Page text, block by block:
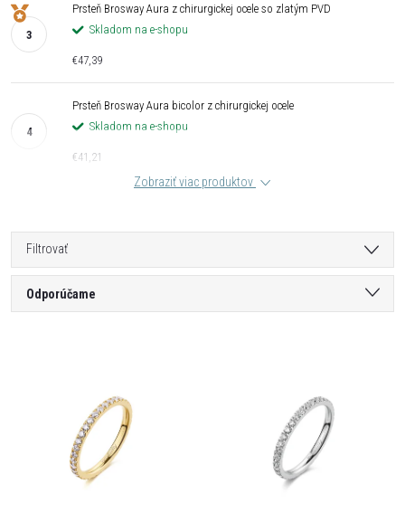
Prsteň Brosway Aura z chirurgickej ocele so zlatým PVD
Skladom na e-shopu
€47,39
Prsteň Brosway Aura bicolor z chirurgickej ocele
Skladom na e-shopu
€41,21
Zobraziť viac produktov
Filtrovať
ROdporúčame
Najpredávanejšie
Abecedne